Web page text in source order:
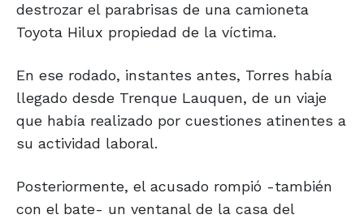
destrozar el parabrisas de una camioneta
Toyota Hilux propiedad de la víctima.
En ese rodado, instantes antes, Torres había
llegado desde Trenque Lauquen, de un viaje
que había realizado por cuestiones atinentes a
su actividad laboral.
Posteriormente, el acusado rompió -también
con el bate- un ventanal de la casa del